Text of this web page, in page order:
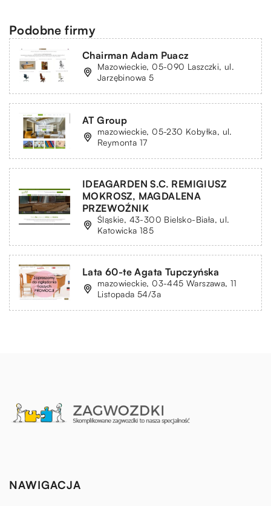
Podobne firmy
Chairman Adam Puacz
Mazowieckie, 05-090 Laszczki, ul.
Jarzębinowa 5
AT Group
mazowieckie, 05-230 Kobyłka, ul.
Reymonta 17
IDEAGARDEN S.C. REMIGIUSZ
MOKROSZ, MAGDALENA
PRZEWOŹNIK
Śląskie, 43-300 Bielsko-Biała, ul.
Katowicka 185
Lata 60-te Agata Tupczyńska
mazowieckie, 03-445 Warszawa, 11
Listopada 54/3a
NAWIGACJA